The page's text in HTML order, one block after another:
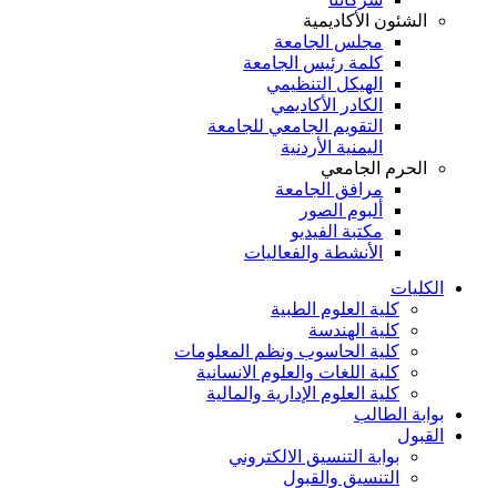
الشئون الأكاديمية
مجلس الجامعة
كلمة رئيس الجامعة
الهيكل التنظيمي
الكادر الأكاديمي
التقويم الجامعي للجامعة
اليمنية الأردنية
الحرم الجامعي
مرافق الجامعة
ألبوم الصور
مكتبة الفيديو
الأنشطة والفعاليات
الكليات
كلية العلوم الطبية
كلية الهندسة
كلية الحاسوب ونظم المعلومات
كلية اللغات والعلوم الانسانية
كلية العلوم الإدارية والمالية
بوابة الطالب
القبول
بوابة التنسيق الالكتروني
التنسيق والقبول